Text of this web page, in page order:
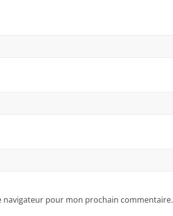
pour mon prochain commentaire.